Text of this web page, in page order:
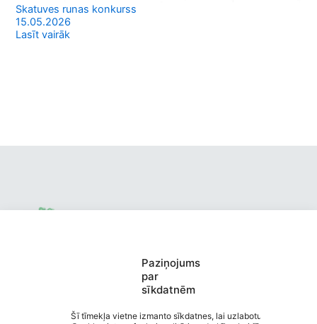
Paziņojums
par
sīkdatnēm
Šī tīmekļa vietne izmanto sīkdatnes, lai uzlabotu
Skatuves runas konkurss
15.05.2026
Lasīt vairāk
Valmieras pirmsskolas izglītības
iestāde "Ābelīte"